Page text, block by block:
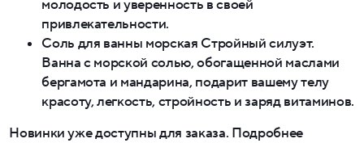
молодость и уверенность в своей
привлекательности.
Соль для ванны морская Стройный силуэт.
Ванна с морской солью, обогащенной маслами
бергамота и мандарина, подарит вашему телу
красоту, легкость, стройность и заряд витаминов.
Новинки уже доступны для заказа. Подробнее